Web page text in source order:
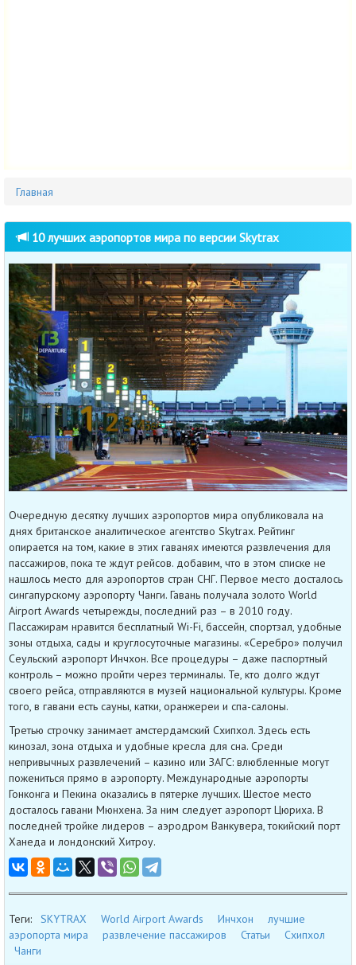
Главная
10 лучших аэропортов мира по версии Skytrax
Очередную десятку лучших аэропортов мира опубликовала на
днях британское аналитическое агентство Skytrax. Рейтинг
опирается на том, какие в этих гаванях имеются развлечения для
пассажиров, пока те ждут рейсов. добавим, что в этом списке не
нашлось место для аэропортов стран СНГ. Первое место досталось
сингапурскому аэропорту Чанги. Гавань получала золото World
Airport Awards четырежды, последний раз – в 2010 году.
Пассажирам нравится бесплатный Wi-Fi, бассейн, спортзал, удобные
зоны отдыха, сады и круглосуточные магазины. «Серебро» получил
Сеульский аэропорт Инчхон. Все процедуры – даже паспортный
контроль – можно пройти через терминалы. Те, кто долго ждут
своего рейса, отправляются в музей национальной культуры. Кроме
того, в гавани есть сауны, катки, оранжереи и спа-салоны.
Третью строчку занимает амстердамский Схипхол. Здесь есть
кинозал, зона отдыха и удобные кресла для сна. Среди
непривычных развлечений – казино или ЗАГС: влюбленные могут
пожениться прямо в аэропорту. Международные аэропорты
Гонконга и Пекина оказались в пятерке лучших. Шестое место
досталось гавани Мюнхена. За ним следует аэропорт Цюриха. В
последней тройке лидеров – аэродром Ванкувера, токийский порт
Ханеда и лондонский Хитроу.
Теги: SKYTRAX World Airport Awards Инчхон
лучшие
аэропорта мира
развлечение пассажиров Статьи
Схипхол
Чанги